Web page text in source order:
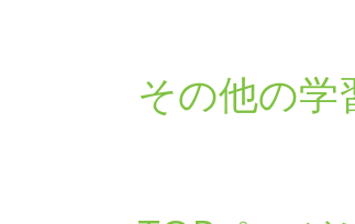
その他の学